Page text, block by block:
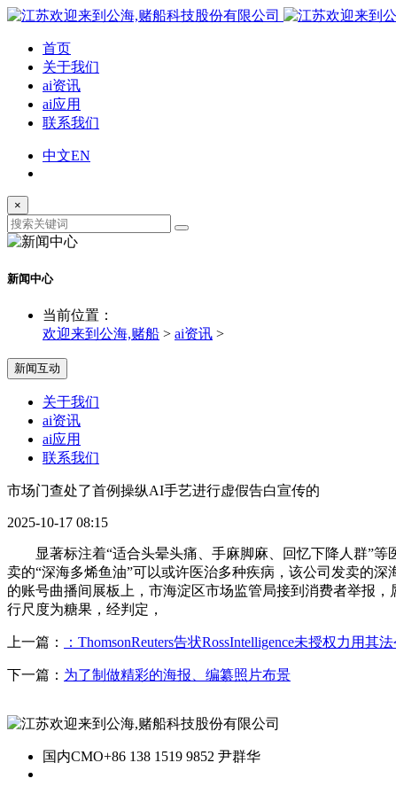
首页
关于我们
ai资讯
ai应用
联系我们
中文EN
×
新闻中心
当前位置：
欢迎来到公海,赌船 > ai资讯 >
新闻互动
关于我们
ai资讯
ai应用
联系我们
市场门查处了首例操纵AI手艺进行虚假告白宣传的
2025-10-17 08:15
显著标注着“适合头晕头痛、手麻脚麻、回忆下降人群”等
卖的“深海多烯鱼油”可以或许医治多种疾病，该公司发卖的
的账号曲播间展板上，市海淀区市场监管局接到消费者举报
行尺度为糖果，经判定，
上一篇： ：ThomsonReuters告状RossIntelligence未授权力用其
下一篇： 为了制做精彩的海报、编纂照片布景
国内CMO+86 138 1519 9852 尹群华